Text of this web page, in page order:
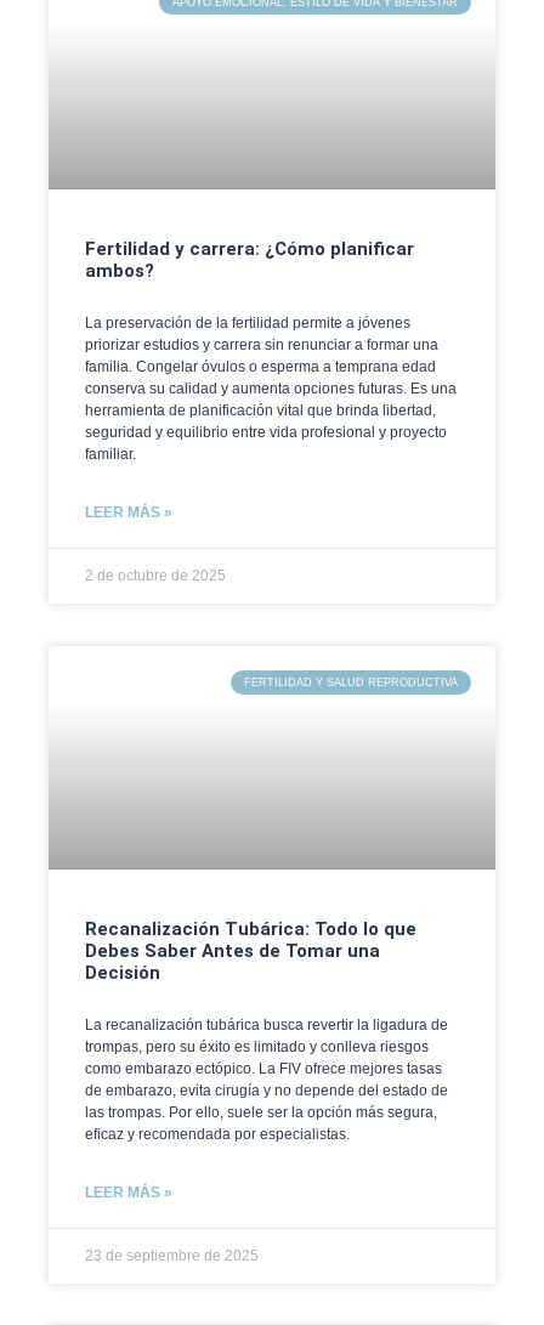
Fertilidad y carrera: ¿Cómo planificar
ambos?
La preservación de la fertilidad permite a jóvenes
priorizar estudios y carrera sin renunciar a formar una
familia. Congelar óvulos o esperma a temprana edad
conserva su calidad y aumenta opciones futuras. Es una
herramienta de planificación vital que brinda libertad,
seguridad y equilibrio entre vida profesional y proyecto
familiar.
LEER MÁS »
2 de octubre de 2025
FERTILIDAD Y SALUD REPRODUCTIVA
Recanalización Tubárica: Todo lo que
Debes Saber Antes de Tomar una
Decisión
La recanalización tubárica busca revertir la ligadura de
trompas, pero su éxito es limitado y conlleva riesgos
como embarazo ectópico. La FIV ofrece mejores tasas
de embarazo, evita cirugía y no depende del estado de
las trompas. Por ello, suele ser la opción más segura,
eficaz y recomendada por especialistas.
LEER MÁS »
23 de septiembre de 2025